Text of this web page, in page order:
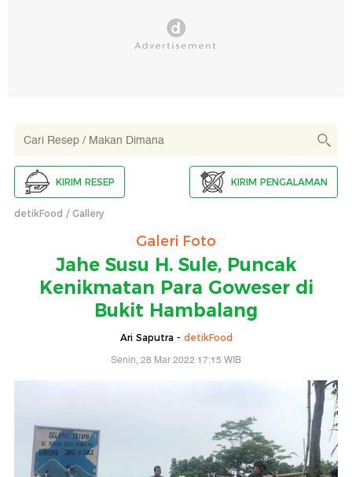
KIRIM RESEP KIRIM PENGALAMAN
detikFood Gallery
Galeri Foto
Jahe Susu H. Sule, Puncak
Kenikmatan Para Goweser di
Bukit Hambalang
Ari Saputra - detikFood
Senin, 28 Mar 2022 17:15 WIB